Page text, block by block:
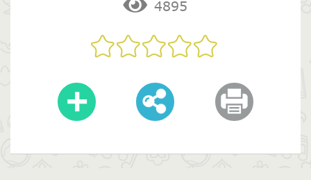
4895